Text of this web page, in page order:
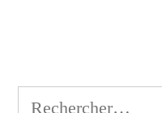
Rechercher :